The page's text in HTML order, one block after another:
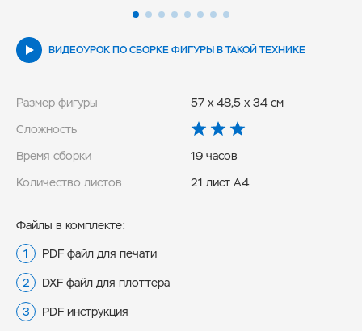
ВИДЕОУРОК ПО СБОРКЕ ФИГУРЫ В ТАКОЙ ТЕХНИКЕ
Размер фигуры
57 x 48,5 x 34 см
Сложность
Время сборки
19 часов
Количество листов
21 лист А4
Файлы в комплекте:
PDF файл для печати
DXF файл для плоттера
PDF инструкция